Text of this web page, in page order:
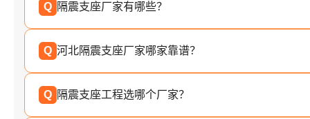
Q 隔震支座厂家有哪些？
Q 河北隔震支座厂家哪家靠谱？
Q 隔震支座工程选哪个厂家？